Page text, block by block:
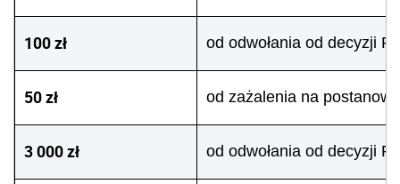
100 zł od odwołania od decyzji
50 zł od zażalenia na
3 000 zł od odwołania od decyzji